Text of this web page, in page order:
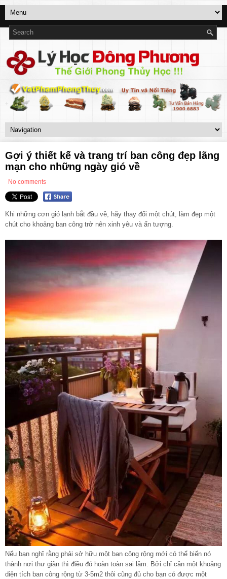
Gợi ý thiết kế và trang trí ban công đẹp lãng
mạn cho những ngày gió về
No comments
Khi những cơn gió lạnh bắt đầu về, hãy thay đổi một chút, làm đẹp một
chút cho khoảng ban công trở nên xinh yêu và ấn tượng.
Nếu bạn nghĩ rằng phải sở hữu một ban công rộng mới có thể biến nó
thành nơi thư giãn thì điều đó hoàn toàn sai lầm. Bởi chỉ cần một khoảng
diện tích ban công rộng từ 3-5m2 thôi cũng đủ cho bạn có được một